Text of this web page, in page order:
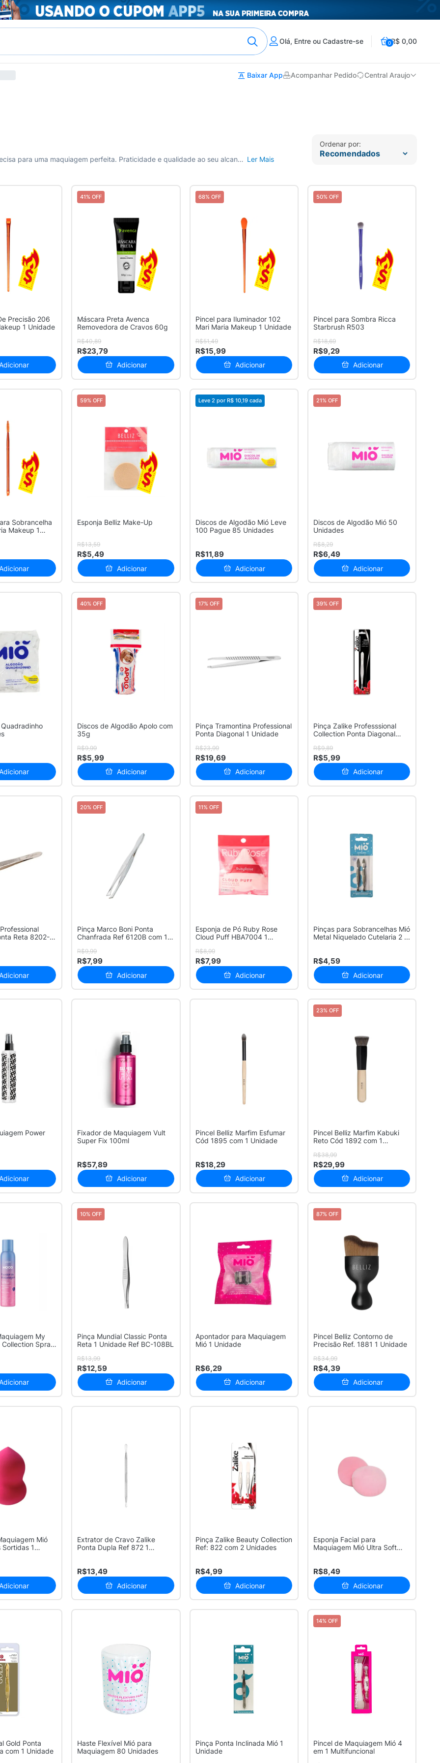
Olá, Entre ou Cadastre-se 0R$ 0,00
Baixar App Acompanhar Pedido Central Araujo
Encontre na Drogaria Araujo todos os acessórios que você precisa para uma maquiagem perfeita. Praticidade e qualidade ao seu alcance. Entrega para todo o Brasil. Ler Mais
Ordenar por:
Precisão 206
1 Unidade
41% OFF
Máscara Preta Avenca
Removedora de Cravos 60g
R$40,89
R$23,79
Adicionar
68% OFF
Pincel para Iluminador 102
Mari Maria Makeup 1 Unidade
R$51,49
R$15,99
Adicionar
50% OFF
Pincel para Sombra Ricca
Starbrush R503
R$18,69
R$9,29
Adicionar
Sobrancelha
Makeup 1
59% OFF
Esponja Belliz Make-Up
R$13,59
R$5,49
Adicionar
Leve 2 por R$ 10,19 cada
Discos de Algodão Mió Leve
100 Pague 85 Unidades
R$11,89
Adicionar
21% OFF
Discos de Algodão Mió 50
Unidades
R$8,29
R$6,49
Adicionar
40% OFF
Discos de Algodão Apolo com
35g
R$9,99
R$5,99
Adicionar
17% OFF
Pinça Tramontina Professional
Ponta Diagonal 1 Unidade
R$23,99
R$19,69
Adicionar
39% OFF
Pinça Zalike Professsional
Collection Ponta Diagonal
R$9,89
R$5,99
Adicionar
Reta 8202-D
20% OFF
Pinça Marco Boni Ponta
Chanfrada Ref 6120B com 1
R$9,99
R$7,99
Adicionar
11% OFF
Esponja de Pó Ruby Rose
Cloud Puff HBA7004 1
R$8,99
R$7,99
Adicionar
Pinças para Sobrancelhas Mió
Metal Niquelado Cutelaria 2 ...
R$4,59
Adicionar
Power
Fixador de Maquiagem Vult
Super Fix 100ml
R$57,89
Adicionar
Pincel Belliz Marfim Esfumar
Cód 1895 com 1 Unidade
R$18,29
Adicionar
23% OFF
Pincel Belliz Marfim Kabuki
Reto Cód 1892 com 1
R$38,99
R$29,99
Adicionar
My
Spray
10% OFF
Pinça Mundial Classic Ponta
Reta 1 Unidade Ref BC-108BL
R$13,99
R$12,59
Adicionar
Apontador para Maquiagem
Mió 1 Unidade
R$6,29
Adicionar
87% OFF
Pincel Belliz Contorno de
Precisão Ref. 1881 1 Unidade
R$34,99
R$4,39
Adicionar
Mió
Sortidas 1
Extrator de Cravo Zalike
Ponta Dupla Ref 872 1
R$13,49
Adicionar
Pinça Zalike Beauty Collection
Ref: 822 com 2 Unidades
R$4,99
Adicionar
Esponja Facial para
Maquiagem Mió Ultra Soft
R$8,49
Adicionar
Gold Ponta
com 1 Unidade
Haste Flexível Mió para
Maquiagem 80 Unidades
Pinça Ponta Inclinada Mió 1
Unidade
14% OFF
Pincel de Maquiagem Mió 4
em 1 Multifuncional